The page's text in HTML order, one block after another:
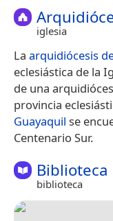
iglesia
La arquidiócesis
eclesiástica de la
de una
provincia
Guayaquil se
Centenario Sur.
biblioteca